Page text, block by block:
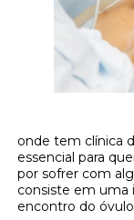
onde tem clínica
essencial para
por sofrer com
consiste em uma
encontro do